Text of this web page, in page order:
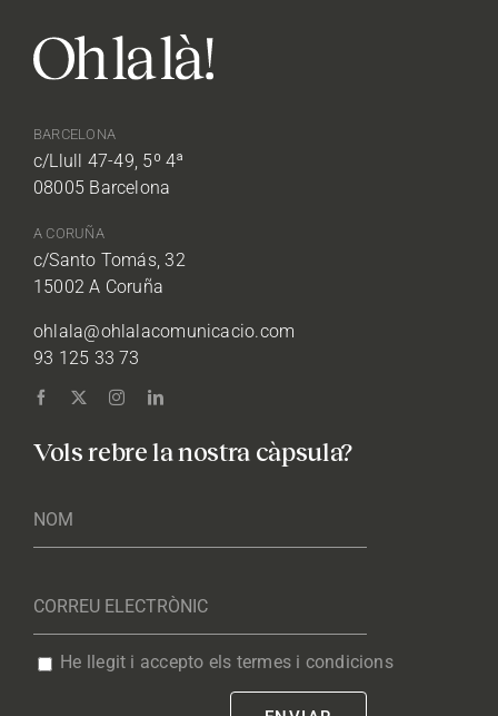
BARCELONA
c/Llull 47-49, 5º 4ª
08005 Barcelona
A CORUÑA
c/Santo Tomás, 32
15002 A Coruña
ohlala@ohlalacomunicacio.com
93 125 33 73
Vols rebre la nostra càpsula?
He llegit i accepto els termes i condicions